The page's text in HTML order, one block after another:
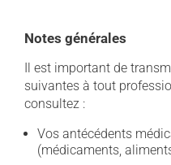
Notes générales
Il est important de
suivantes à tout
consultez :
Vos antécédents
(médicaments,